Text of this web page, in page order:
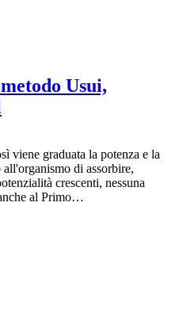
Usui,
viene graduata la potenza e la
di assorbire,
crescenti, nessuna
al Primo…